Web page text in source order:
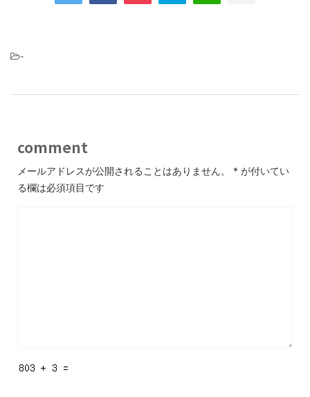
-
comment
メールアドレスが公開されることはありません。 * が付いてい
る欄は必須項目です